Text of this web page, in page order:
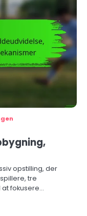
opstilling, der
tre
fokusere…